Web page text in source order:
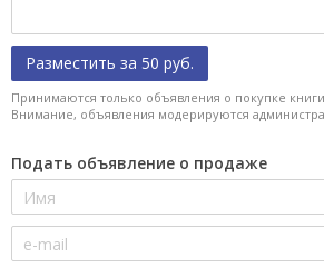
Разместить за 50 руб.
Принимаются только объявления о покупке
Внимание, объявления модерируются
Подать объявление о продаже